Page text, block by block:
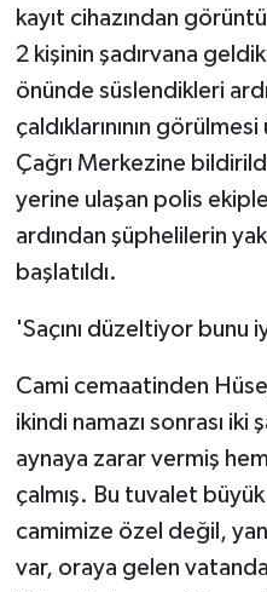
kayıt cihazından
2 kişinin şadırvana
önünde süslendikleri
çaldıklarınının
Çağrı Merkezine
yerine ulaşan polis
ardından şüphelilerin
başlatıldı.
'Saçını düzeltiyor bunu
Cami cemaatinden
ikindi namazı sonrası iki
aynaya zarar vermiş
çalmış. Bu tuvalet
camimize özel değil,
var, oraya gelen